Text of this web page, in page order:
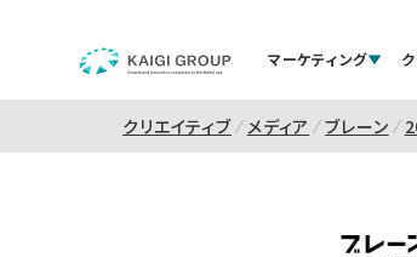
マーケティング
クリエイティブ メディア ブレーン